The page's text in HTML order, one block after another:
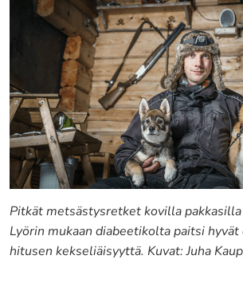
Pitkät metsästysretket kovilla
Lyörin mukaan diabeetikolta paitsi hyvät
hitusen kekseliäisyyttä. Kuvat: Juha